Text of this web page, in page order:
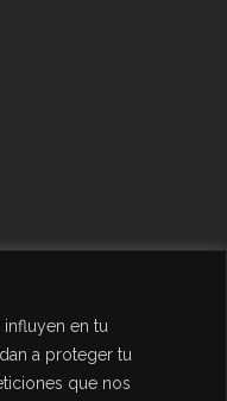
en tu
a proteger tu
que nos